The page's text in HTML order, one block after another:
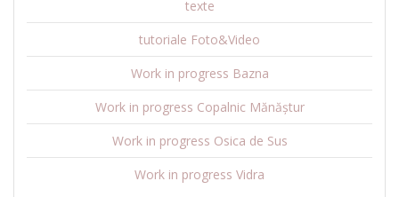
texte
tutoriale Foto&Video
Work in progress Bazna
Work in progress Copalnic Mănăștur
Work in progress Osica de Sus
Work in progress Vidra